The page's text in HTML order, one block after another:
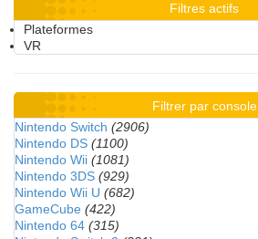
Filtres actifs
Plateformes
VR
Filtrer par console
Nintendo Switch (2906)
Nintendo DS (1100)
Nintendo Wii (1081)
Nintendo 3DS (929)
Nintendo Wii U (682)
GameCube (422)
Nintendo 64 (315)